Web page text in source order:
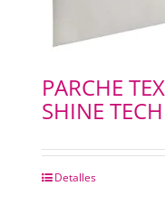
PARCHE
SHINE TECH
Detalles